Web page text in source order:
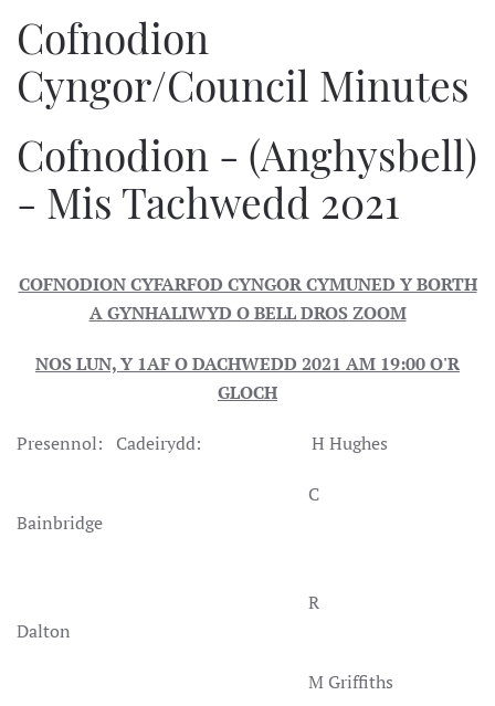
Cofnodion
Cyngor/Council Minutes
Cofnodion - (Anghysbell)
- Mis Tachwedd 2021
COFNODION CYFARFOD CYNGOR CYMUNED Y BORTH
A GYNHALIWYD O BELL DROS ZOOM
NOS LUN, Y 1AF O DACHWEDD 2021 AM 19:00 O'R
GLOCH
Presennol: Cadeirydd: H Hughes
C
Bainbridge
R
Dalton
M Griffiths